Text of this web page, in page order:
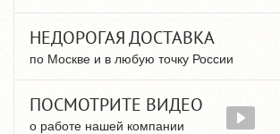
НЕДОРОГАЯ ДОСТАВКА
по Москве и в любую точку России
ПОСМОТРИТЕ ВИДЕО
о работе нашей компании